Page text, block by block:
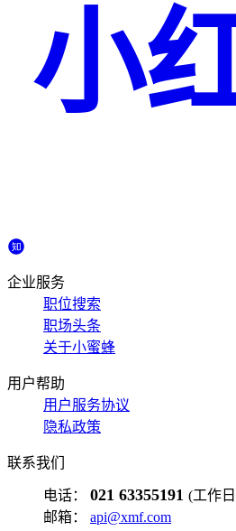
小
企业服务
职位搜索
职场头条
关于小蜜蜂
用户帮助
用户服务协议
隐私政策
联系我们
电话： 021 63355191 (工作
邮箱： api@xmf.com